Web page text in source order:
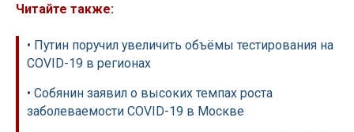
Читайте также:
• Путин поручил увеличить объёмы тестирования на
COVID-19 в регионах
• Собянин заявил о высоких темпах роста
заболеваемости COVID-19 в Москве